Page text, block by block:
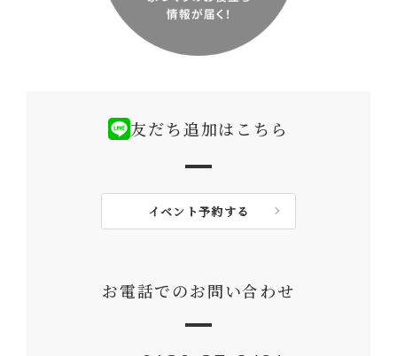
友だち追加はこちら
イベント予約する
お電話でのお問い合わせ